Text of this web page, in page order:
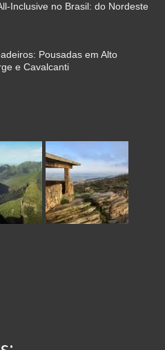
Inclusive no Brasil: do Nordeste
Pousadas em Alto
e Cavalcanti